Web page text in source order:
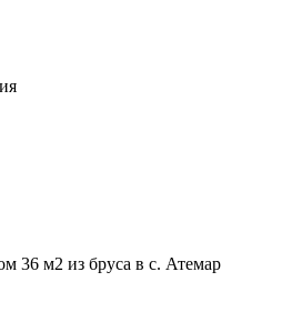
36 м2 из бруса в с. Атемар